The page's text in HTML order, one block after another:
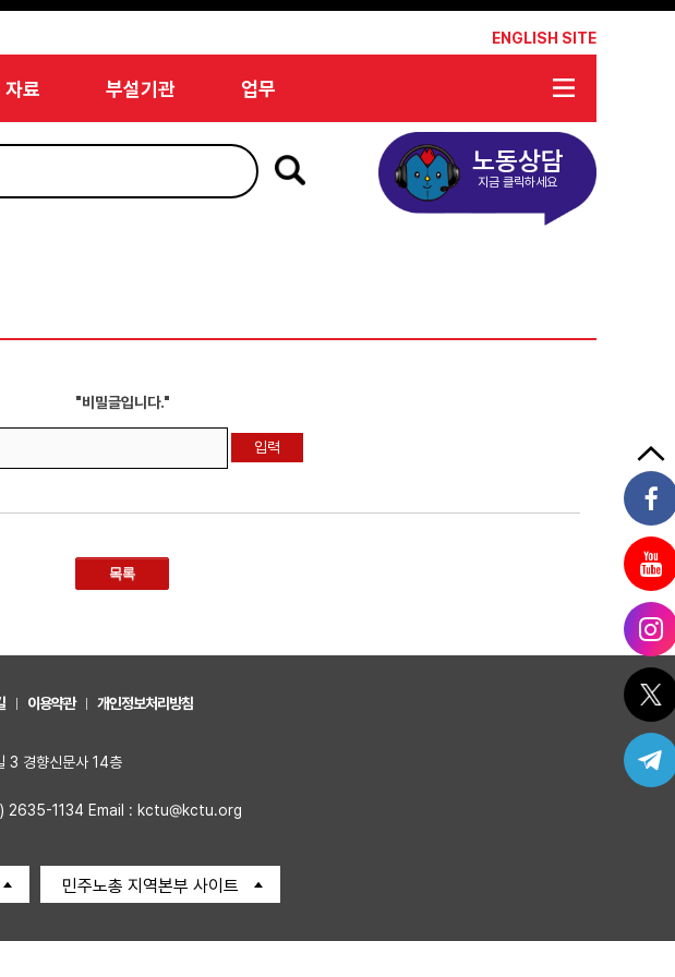
ENGLISH SITE
자료 부설기관 업무
노동상담
지금 클릭하세요
"비밀글입니다."
목록
이용약관 개인정보처리방침
3 경향신문사 14층
2635-1134 Email : kctu@kctu.org
민주노총 지역본부 사이트